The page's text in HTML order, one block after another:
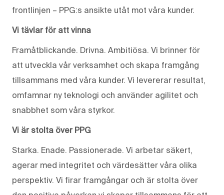
frontlinjen – PPG:s ansikte utåt mot våra kunder.
Vi tävlar för att vinna
Framåtblickande. Drivna. Ambitiösa. Vi brinner för
att utveckla vår verksamhet och skapa framgång
tillsammans med våra kunder. Vi levererar resultat,
omfamnar ny teknologi och använder agilitet och
snabbhet som våra styrkor.
Vi är stolta över PPG
Starka. Enade. Passionerade. Vi arbetar säkert,
agerar med integritet och värdesätter våra olika
perspektiv. Vi firar framgångar och är stolta över